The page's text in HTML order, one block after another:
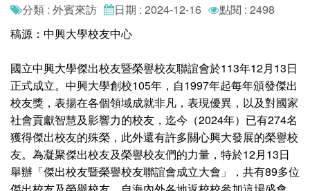
分類 : 外賓來訪 日期 : 2024-12-16
點閱 : 2498
稿源：中興大學校友中心
國立中興大學傑出校友暨榮譽校友聯誼會於113年12月13日
正式成立。中興大學創校105年，自1997年起每年頒發傑出
校友獎，表揚在各個領域成就非凡，表現優異，以及對國家
社會貢獻智慧及影響力的校友，迄今（2024年）已有274名
獲得傑出校友的殊榮，此外還有許多關心興大發展的榮譽校
友。為凝聚傑出校友及榮譽校友們的力量，特於12月13日
舉辦「傑出校友暨榮譽校友聯誼會成立大會」，共有89多位